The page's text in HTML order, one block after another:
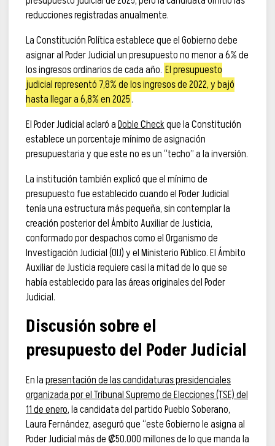
reducciones registradas anualmente.
La Constitución Política establece que el Gobierno debe
asignar al Poder Judicial un presupuesto no menor a 6% de
los ingresos ordinarios de cada año. El presupuesto
judicial representó 7,8% de los ingresos de 2022, y bajó
hasta llegar a 6,8% en 2025.
El Poder Judicial aclaró aDoble Checkque la Constitución
establece un porcentaje mínimo de asignación
presupuestaria y que este no es un “techo” a la inversión.
La institución también explicó que el mínimo de
presupuesto fue establecido cuando el Poder Judicial
tenía una estructura más pequeña, sin contemplar la
creación posterior del Ámbito Auxiliar de Justicia,
conformado por despachos como el Organismo de
Investigación Judicial (OIJ) y el Ministerio Público. El Ámbito
Auxiliar de Justicia requiere casi la mitad de lo que se
había establecido para las áreas originales del Poder
Judicial.
Discusión sobre el
presupuesto del Poder Judicial
En lapresentación de las candidaturas presidenciales
organizada por el Tribunal Supremo de Elecciones (TSE) del
11 de enero, la candidata del partido Pueblo Soberano,
Laura Fernández, aseguró que “este Gobierno le asigna al
Poder Judicial más de ₡50.000 millones de lo que manda la